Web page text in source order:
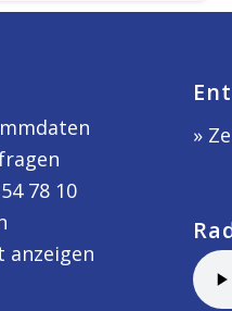
78 10
anzeigen
»